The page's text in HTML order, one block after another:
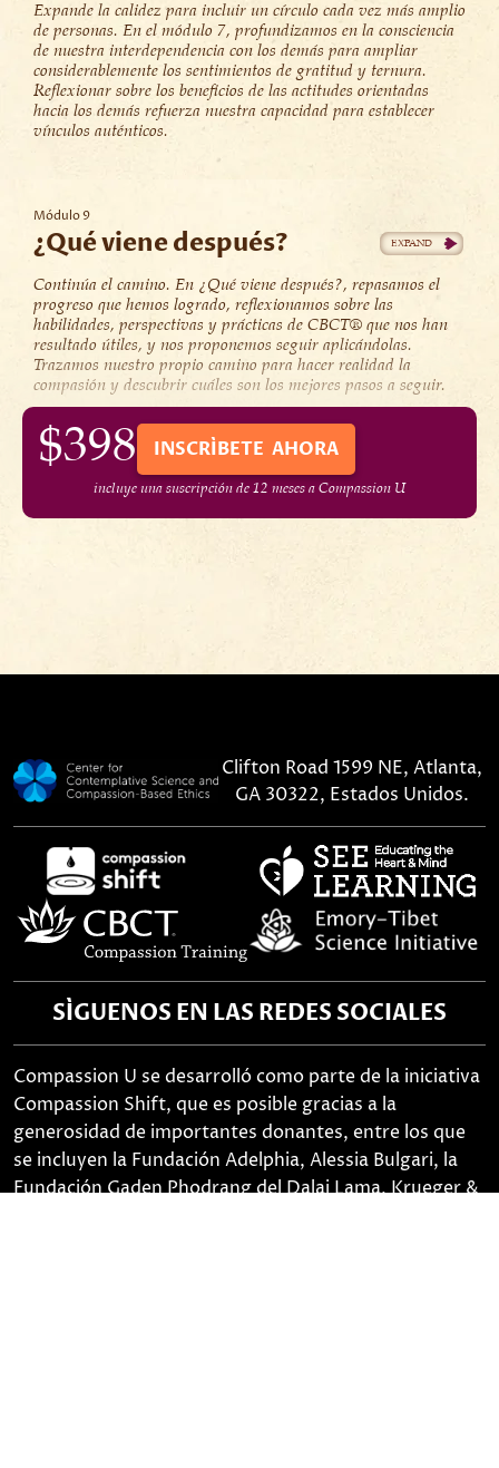
Expande la calidez para incluir un círculo cada vez más amplio
de personas. En el módulo 7, profundizamos en la consciencia
de nuestra interdependencia con los demás para ampliar
considerablemente los sentimientos de gratitud y ternura.
Reflexionar sobre los beneficios de las actitudes orientadas
hacia los demás refuerza nuestra capacidad para establecer
vínculos auténticos.
Módulo 9
¿Qué viene después?
Continúa el camino. En ¿Qué viene después?, repasamos el
progreso que hemos logrado, reflexionamos sobre las
habilidades, perspectivas y prácticas de CBCT® que nos han
resultado útiles, y nos proponemos seguir aplicándolas.
Trazamos nuestro propio camino para hacer realidad la
compasión y descubrir cuáles son los mejores pasos a seguir.
$398 INSCRÍBETE AHORA
incluye una suscripción de 12 meses a Compassion U
Clifton Road 1599 NE, Atlanta,
GA 30322, Estados Unidos.
SÍGUENOS EN LAS REDES SOCIALES
Compassion U se desarrolló como parte de la iniciativa
Compassion Shift, que es posible gracias a la
generosidad de importantes donantes, entre los que
se incluyen la Fundación Adelphia, Alessia Bulgari, la
Fundación Gaden Phodrang del Dalai Lama, Krueger &